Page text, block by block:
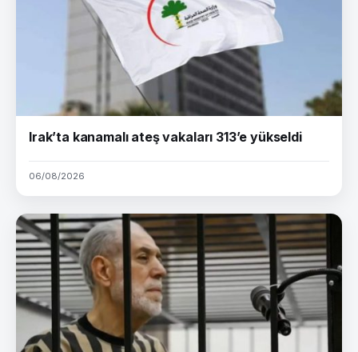
Irak’ta kanamalı ateş vakaları 313’e yükseldi
06/08/2026